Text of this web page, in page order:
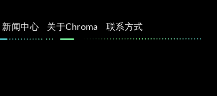
新闻中心 关于Chroma 联系方式